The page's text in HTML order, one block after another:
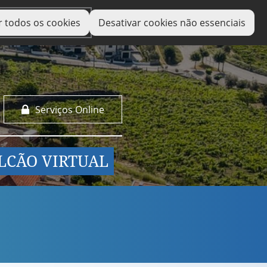
todos os cookies Desativar cookies não essenciais
Serviços Online
VIRTUAL